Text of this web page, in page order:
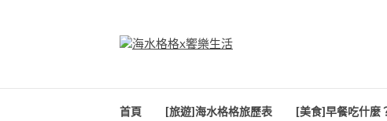
首頁 [旅遊]海水格格旅歷表 [美食]早餐吃什麼